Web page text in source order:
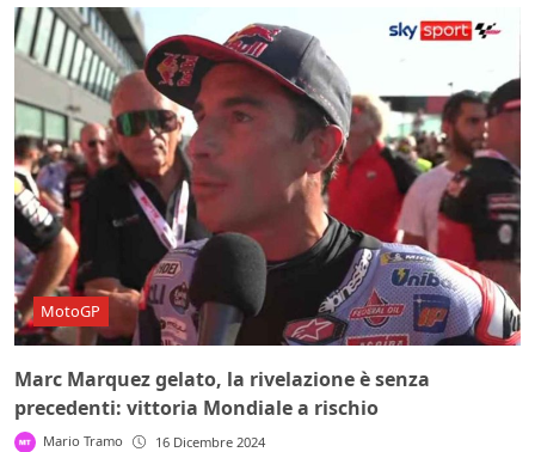
MotoGP
Marc Marquez gelato, la rivelazione è senza
precedenti: vittoria Mondiale a rischio
Mario Tramo 16 Dicembre 2024